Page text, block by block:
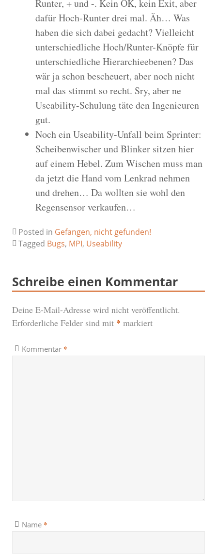
Runter, + und -. Kein OK, kein Exit, aber
dafür Hoch-Runter drei mal. Äh… Was
haben die sich dabei gedacht? Vielleicht
unterschiedliche Hoch/Runter-Knöpfe für
unterschiedliche Hierarchieebenen? Das
wär ja schon bescheuert, aber noch nicht
mal das stimmt so recht. Sry, aber ne
Useability-Schulung täte den Ingenieuren
gut.
Noch ein Useability-Unfall beim Sprinter:
Scheibenwischer und Blinker sitzen hier
auf einem Hebel. Zum Wischen muss man
da jetzt die Hand vom Lenkrad nehmen
und drehen… Da wollten sie wohl den
Regensensor verkaufen…
Posted in Gefangen, nicht gefunden!
Tagged Bugs, MPI, Useability
Schreibe einen Kommentar
Deine E-Mail-Adresse wird nicht veröffentlicht.
Erforderliche Felder sind mit * markiert
Kommentar *
Name *